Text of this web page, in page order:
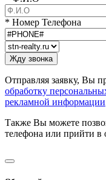
* Номер Телефона
Отправляя заявку, Вы
обработку
рекламной информации
Также Вы можете
телефона или прийти в